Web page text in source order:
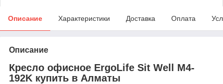
Описание Характеристики Доставка Оплата
Описание
Кресло офисное ErgoLife Sit Well M4-
192K купить в Алматы